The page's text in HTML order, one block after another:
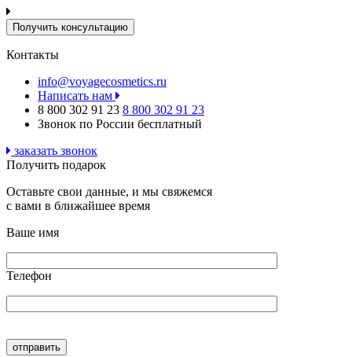
Контакты
info@voyagecosmetics.ru
Написать нам
8 800 302 91 23 8 800 302 91 23
Звонок по России бесплатный
заказать звонок
Получить подарок
Оставьте свои данные, и мы свяжемся
с вами в ближайшее время
Ваше имя
Телефон